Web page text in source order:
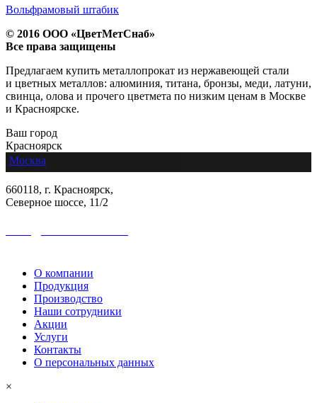
Вольфрамовый штабик
© 2016 ООО «ЦветМетСнаб»
Все права защищены
Предлагаем купить металлопрокат из нержавеющей стали
и цветных металлов: алюминия, титана, бронзы, меди, латуни,
свинца, олова и прочего цветмета по низким ценам в Москве
и Красноярске.
Ваш город
Красноярск
Москва
660118, г. Красноярск,
Северное шоссе, 11/2
О компании
Продукция
Производство
Наши сотрудники
Акции
Услуги
Контакты
О персональных данных
×